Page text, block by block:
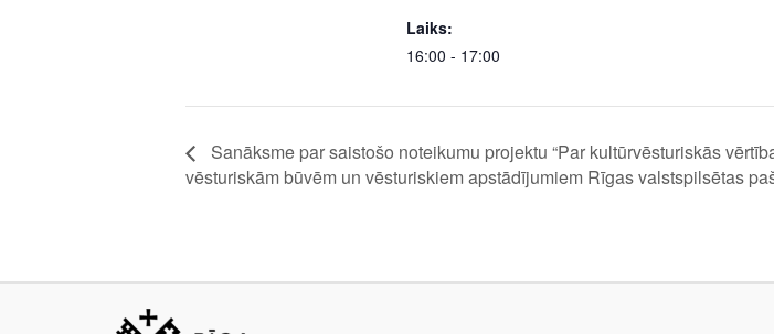
Laiks:
16:00 - 17:00
Sanāksme par saistošo noteikumu projektu “Par kultūrvēsturiskās
vēsturiskām būvēm un vēsturiskiem apstādījumiem Rīgas valstspilsētas